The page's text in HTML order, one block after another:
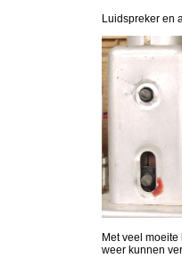
Luidspreker en
Met veel
weer kunnen